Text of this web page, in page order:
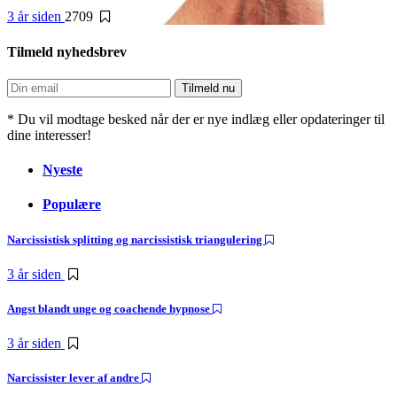
3 år siden 2709
Tilmeld nyhedsbrev
* Du vil modtage besked når der er nye indlæg eller opdateringer til
dine interesser!
Nyeste
Populære
Narcissistisk splitting og narcissistisk triangulering
3 år siden
Angst blandt unge og coachende hypnose
3 år siden
Narcissister lever af andre